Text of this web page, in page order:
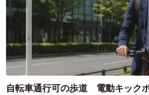
自転車通行可の歩道 電動キック